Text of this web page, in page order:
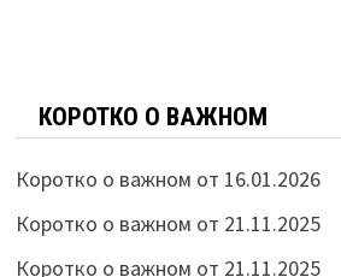
КОРОТКО О ВАЖНОМ
Коротко о важном от 16.01.2026
Коротко о важном от 21.11.2025
Коротко о важном от 21.11.2025